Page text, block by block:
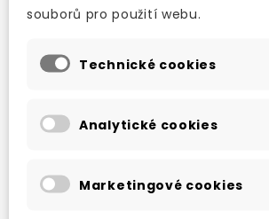
PEARSON ENGLISH
READERS: THE HOUSE
skladem (ihned
ALI
CD
souborů pro použití webu.
Technické cookies
Analytické cookies
Marketingové cookies